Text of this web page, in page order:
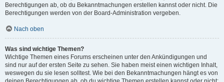
Berechtigungen ab, ob du Bekanntmachungen erstellen kannst oder nicht. Die
Berechtigungen werden von der Board-Administration vergeben.
Nach oben
Was sind wichtige Themen?
Wichtige Themen eines Forums erscheinen unter den Ankündigungen und
sind nur auf der ersten Seite zu sehen. Sie haben meist einen wichtigen Inhalt,
weswegen du sie lesen solltest. Wie bei den Bekanntmachungen hängt es von